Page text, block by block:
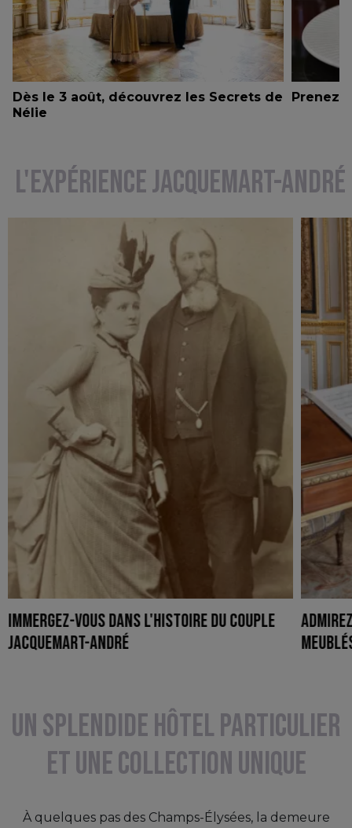
Dès le 3 août, découvrez les Secrets de
Nélie
Prenez
L'EXPÉRIENCE JACQUEMART-ANDRÉ
Immergez-vous dans l'histoire du couple
Jacquemart-André
UN SPLENDIDE HÔTEL PARTICULIER
ET UNE COLLECTION UNIQUE
À quelques pas des Champs-Élysées, la demeure